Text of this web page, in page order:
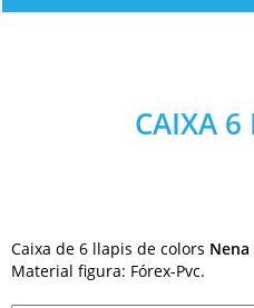
CAIXA 6
Caixa de 6 llapis de colors
Material figura: Fórex-Pvc.